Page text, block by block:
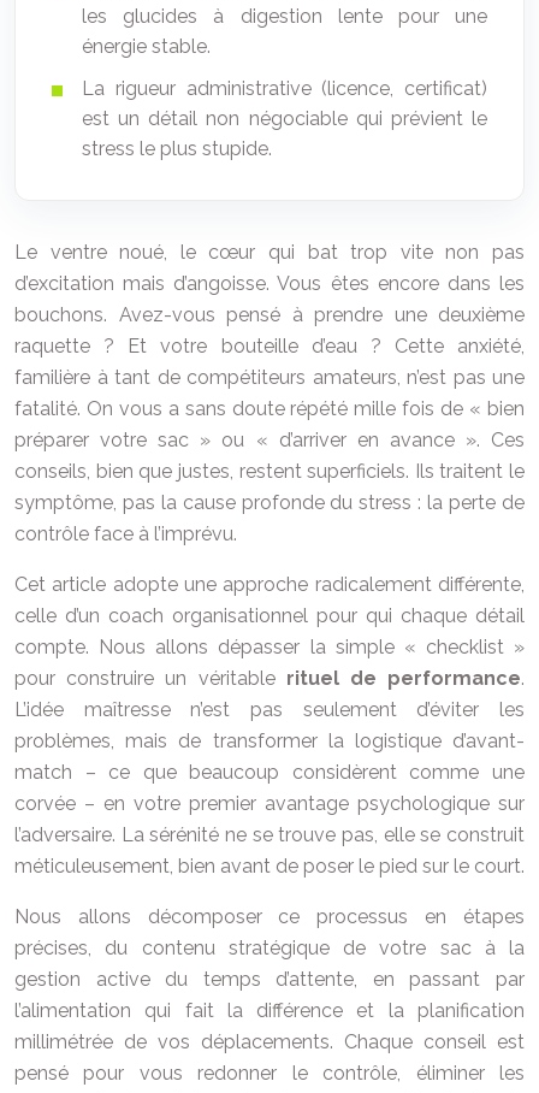
les glucides à digestion lente pour une
énergie stable.
La rigueur administrative (licence, certificat)
est un détail non négociable qui prévient le
stress le plus stupide.
Le ventre noué, le cœur qui bat trop vite non pas
d’excitation mais d’angoisse. Vous êtes encore dans les
bouchons. Avez-vous pensé à prendre une deuxième
raquette ? Et votre bouteille d’eau ? Cette anxiété,
familière à tant de compétiteurs amateurs, n’est pas une
fatalité. On vous a sans doute répété mille fois de « bien
préparer votre sac » ou « d’arriver en avance ». Ces
conseils, bien que justes, restent superficiels. Ils traitent le
symptôme, pas la cause profonde du stress : la perte de
contrôle face à l’imprévu.
Cet article adopte une approche radicalement différente,
celle d’un coach organisationnel pour qui chaque détail
compte. Nous allons dépasser la simple « checklist »
pour construire un véritable rituel de performance.
L’idée maîtresse n’est pas seulement d’éviter les
problèmes, mais de transformer la logistique d’avant-
match – ce que beaucoup considèrent comme une
corvée – en votre premier avantage psychologique sur
l’adversaire. La sérénité ne se trouve pas, elle se construit
méticuleusement, bien avant de poser le pied sur le court.
Nous allons décomposer ce processus en étapes
précises, du contenu stratégique de votre sac à la
gestion active du temps d’attente, en passant par
l’alimentation qui fait la différence et la planification
millimétrée de vos déplacements. Chaque conseil est
pensé pour vous redonner le contrôle, éliminer les